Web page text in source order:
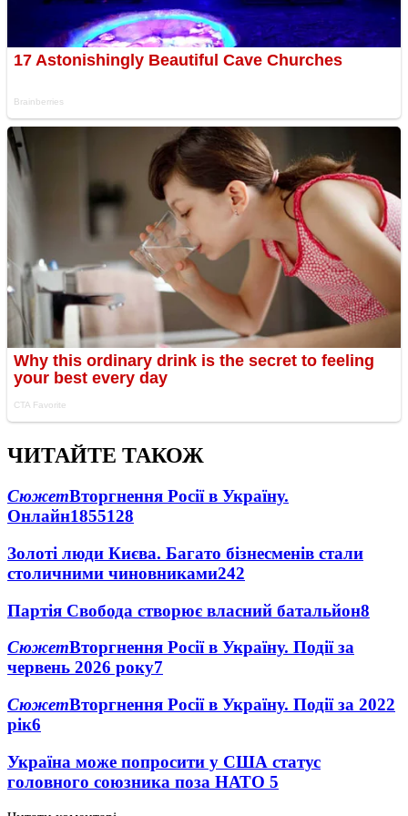
ЧИТАЙТЕ ТАКОЖ
СюжетВторгнення Росії в Україну.
Онлайн1855128
Золоті люди Києва. Багато бізнесменів стали
столичними чиновниками242
Партія Свобода створює власний батальйон8
СюжетВторгнення Росії в Україну. Події за
червень 2026 року7
СюжетВторгнення Росії в Україну. Події за 2022
рік6
Україна може попросити у США статус
головного союзника поза НАТО 5